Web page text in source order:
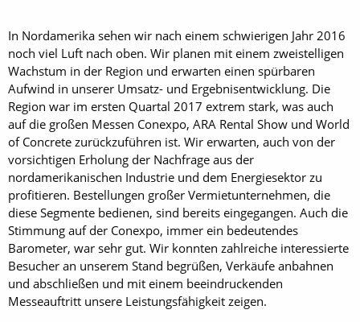
In Nordamerika sehen wir nach einem schwierigen Jahr 2016
noch viel Luft nach oben. Wir planen mit einem zweistelligen
Wachstum in der Region und erwarten einen spürbaren
Aufwind in unserer Umsatz- und Ergebnisentwicklung. Die
Region war im ersten Quartal 2017 extrem stark, was auch
auf die großen Messen Conexpo, ARA Rental Show und World
of Concrete zurückzuführen ist. Wir erwarten, auch von der
vorsichtigen Erholung der Nachfrage aus der
nordamerikanischen Industrie und dem Energiesektor zu
profitieren. Bestellungen großer Vermietunternehmen, die
diese Segmente bedienen, sind bereits eingegangen. Auch die
Stimmung auf der Conexpo, immer ein bedeutendes
Barometer, war sehr gut. Wir konnten zahlreiche interessierte
Besucher an unserem Stand begrüßen, Verkäufe anbahnen
und abschließen und mit einem beeindruckenden
Messeauftritt unsere Leistungsfähigkeit zeigen.